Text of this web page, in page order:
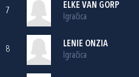
7
ELKE VAN GORP
Igračica
8
LENIE ONZIA
Igračica